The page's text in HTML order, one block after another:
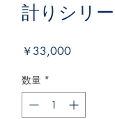
計りシリ
￥33,000価
数量 *